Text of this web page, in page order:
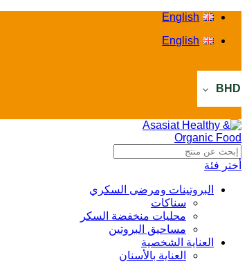
English
English
BHD
أختر فئة
البروتينات ومرضى السكري
سناكات
محليات منخفضة السكر
مساحيق البروتين
العناية الشخصية
العناية بالأسنان